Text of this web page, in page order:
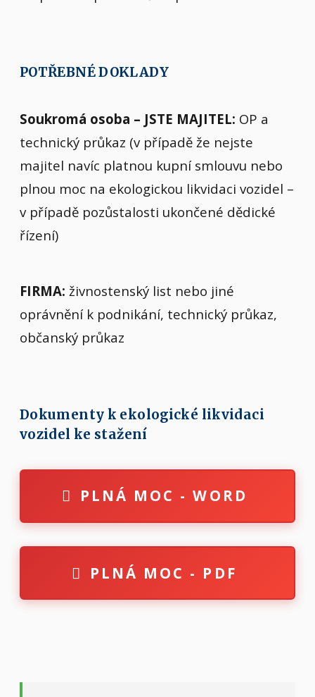
POTŘEBNÉ DOKLADY
Soukromá osoba – JSTE MAJITEL: OP a
technický průkaz (v případě že nejste
majitel navíc platnou kupní smlouvu nebo
plnou moc na ekologickou likvidaci vozidel –
v případě pozůstalosti ukončené dědické
řízení)
FIRMA: živnostenský list nebo jiné
oprávnění k podnikání, technický průkaz,
občanský průkaz
Dokumenty k ekologické likvidaci
vozidel ke stažení
PLNÁ MOC - WORD
PLNÁ MOC - PDF